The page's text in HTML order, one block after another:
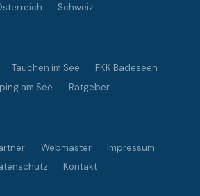
Schweiz
Tauchen im See
FKK Badeseen
am See
Ratgeber
Webmaster
Impressum
Kontakt